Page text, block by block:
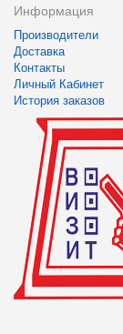
Информация
Производители
Доставка
Контакты
Личный Кабинет
История заказов